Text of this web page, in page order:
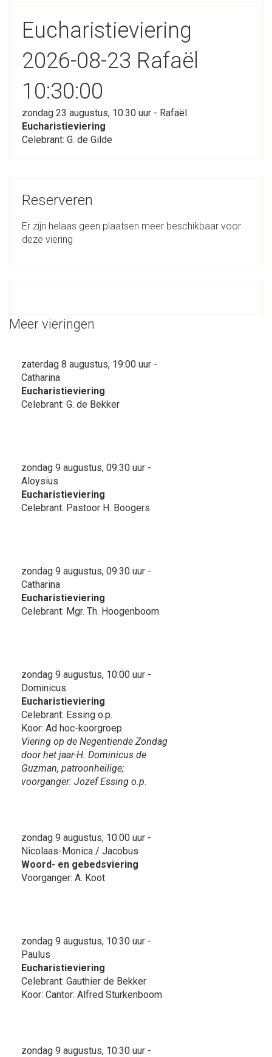
Eucharistieviering
2026-08-23 Rafaël
10:30:00
zondag 23 augustus, 10:30 uur - Rafaël
Eucharistieviering
Celebrant: G. de Gilde
Reserveren
Er zijn helaas geen plaatsen meer beschikbaar voor
deze viering
Meer vieringen
zaterdag 8 augustus, 19:00 uur -
Catharina
Eucharistieviering
Celebrant: G. de Bekker
zondag 9 augustus, 09:30 uur -
Aloysius
Eucharistieviering
Celebrant: Pastoor H. Boogers
zondag 9 augustus, 09:30 uur -
Catharina
Eucharistieviering
Celebrant: Mgr. Th. Hoogenboom
zondag 9 augustus, 10:00 uur -
Dominicus
Eucharistieviering
Celebrant: Essing o.p.
Koor: Ad hoc-koorgroep
Viering op de Negentiende Zondag
door het jaar-H. Dominicus de
Guzman, patroonheilige;
voorganger: Jozef Essing o.p.
zondag 9 augustus, 10:00 uur -
Nicolaas-Monica / Jacobus
Woord- en gebedsviering
Voorganger: A. Koot
zondag 9 augustus, 10:30 uur -
Paulus
Eucharistieviering
Celebrant: Gauthier de Bekker
Koor: Cantor: Alfred Sturkenboom
zondag 9 augustus, 10:30 uur -